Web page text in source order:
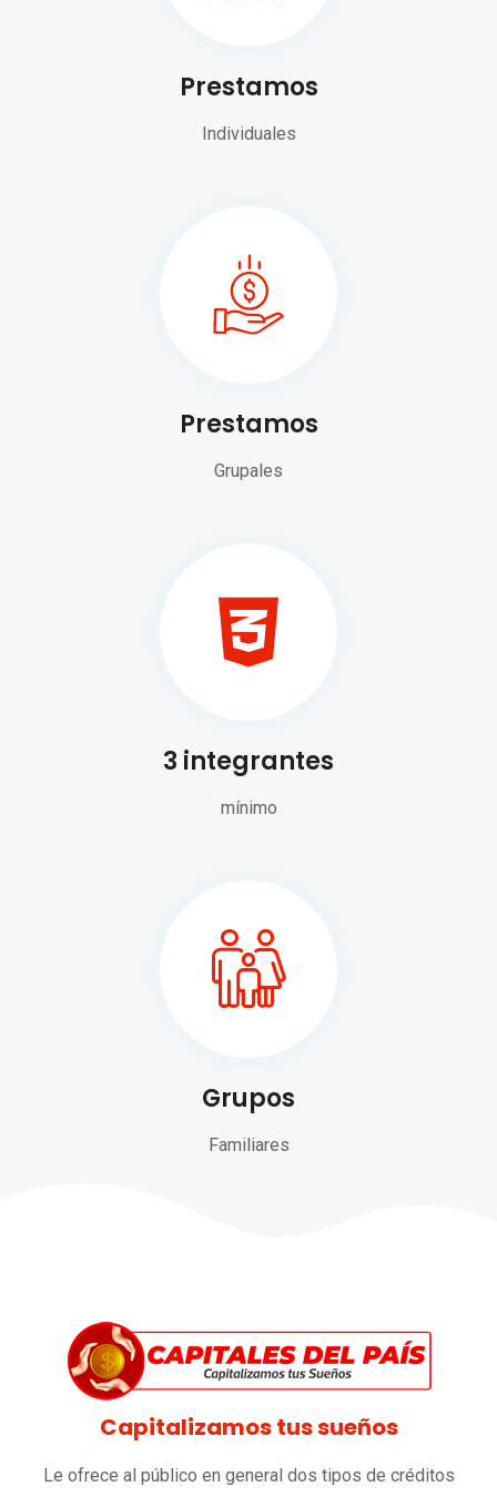
Prestamos
Individuales
Prestamos
Grupales
3 integrantes
mínimo
Grupos
Familiares
Capitalizamos tus sueños
Le ofrece al público en general dos tipos de créditos